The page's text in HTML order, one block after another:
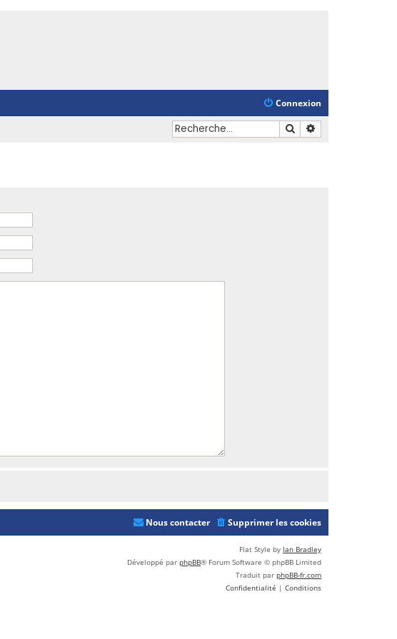
Connexion
Rechercher
Supprimer les cookies
Nous contacter
Flat Style by Ian Bradley
Développé par phpBB® Forum Software © phpBB Limited
Traduit par phpBB-fr.com
Confidentialité | Conditions